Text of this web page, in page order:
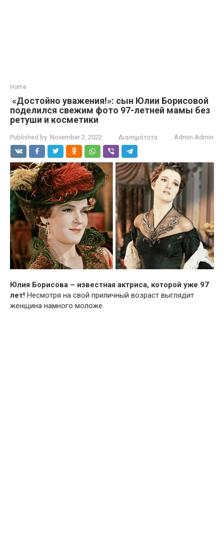
Home
«Достойно уважения!»: сын Юлии Борисовой
поделился свежим фото 97-летней мамы без
ретуши и косметики
Published by: November 2, 2022 Διασημότητα Admin Admin
Юлия Борисова – известная актриса, которой уже 97
лет! Несмотря на свой приличный возраст выглядит
женщина намного моложе.